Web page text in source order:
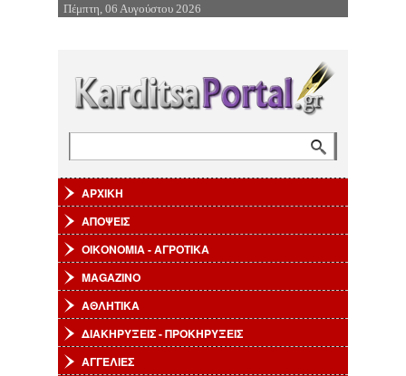
Επιστροφή στην Πλοήγηση
Πέμπτη, 06 Αυγούστου 2026
ΑΡΧΙΚΗ
ΑΠΟΨΕΙΣ
ΟΙΚΟΝΟΜΙΑ - ΑΓΡΟΤΙΚΑ
MAGAZINO
ΑΘΛΗΤΙΚΑ
ΔΙΑΚΗΡΥΞΕΙΣ - ΠΡΟΚΗΡΥΞΕΙΣ
ΑΓΓΕΛΙΕΣ